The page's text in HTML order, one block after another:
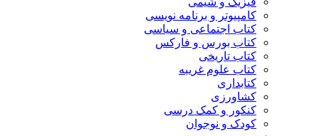
کامپیوتر و برنامه نویسی
کتاب اجتماعی و سیاسی
کتاب بورس و فارکس
کتاب تاریخی
کتاب علوم غریبه
کتابداری
کشاورزی
کنکور و کمک‌ درسی
کودک و نوجوان